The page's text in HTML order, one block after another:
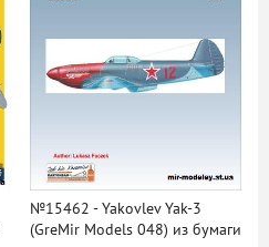
№15462 - Yakovlev Yak-3
(GreMir Models 048) из бумаги